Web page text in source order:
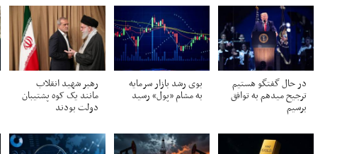
در حال گفتگو هستیم
ترجیح میدهم به توافق
برسیم
بوی رشد بازار سرمایه
به مشام «پول» رسید
رهبر شهید انقلاب
مانند یک کوه پشتیبان
دولت بودند